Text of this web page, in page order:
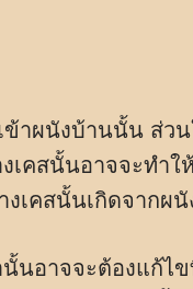
าผนังบ้านนั้น ส่ว
คสนั้นอาจจะทำ
เคสนั้นเกิดจากผ
นั้นอาจจะต้องแ